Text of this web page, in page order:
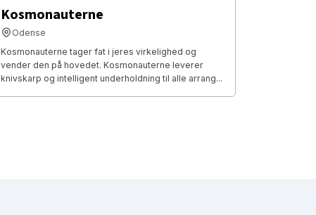
Kosmonauterne
Odense
Kosmonauterne tager fat i jeres virkelighed og
vender den på hovedet. Kosmonauterne leverer
knivskarp og intelligent underholdning til alle arrang...